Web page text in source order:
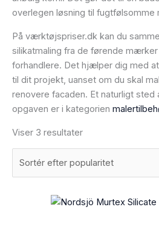
overlegen løsning til fugtfølsomme
På værktøjspriser.dk kan du
silikatmaling fra de førende
forhandlere. Det hjælper dig med
til dit projekt, uanset om du skal
renovere facaden. Et naturligt sted
opgaven er i kategorien
Viser 3 resultater